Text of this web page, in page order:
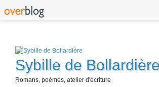
Sybille de
Romans, poèmes, atelier d'écriture